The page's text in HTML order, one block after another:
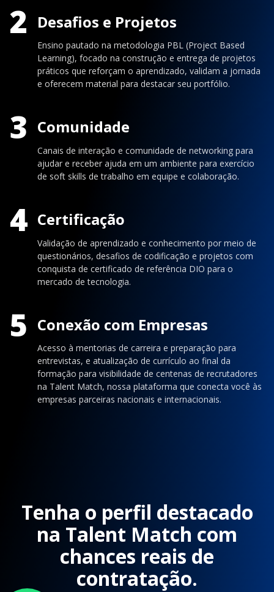
2 Desafios e Projetos
Ensino pautado na metodologia PBL (Project Based
Learning), focado na construção e entrega de projetos
práticos que reforçam o aprendizado, validam a jornada
e oferecem material para destacar seu portfólio.
3 Comunidade
Canais de interação e comunidade de networking para
ajudar e receber ajuda em um ambiente para exercício
de soft skills de trabalho em equipe e colaboração.
4 Certificação
Validação de aprendizado e conhecimento por meio de
questionários, desafios de codificação e projetos com
conquista de certificado de referência DIO para o
mercado de tecnologia.
5 Conexão com Empresas
Acesso à mentorias de carreira e preparação para
entrevistas, e atualização de currículo ao final da
formação para visibilidade de centenas de recrutadores
na Talent Match, nossa plataforma que conecta você às
empresas parceiras nacionais e internacionais.
Tenha o perfil destacado
na Talent Match com
chances reais de
contratação.